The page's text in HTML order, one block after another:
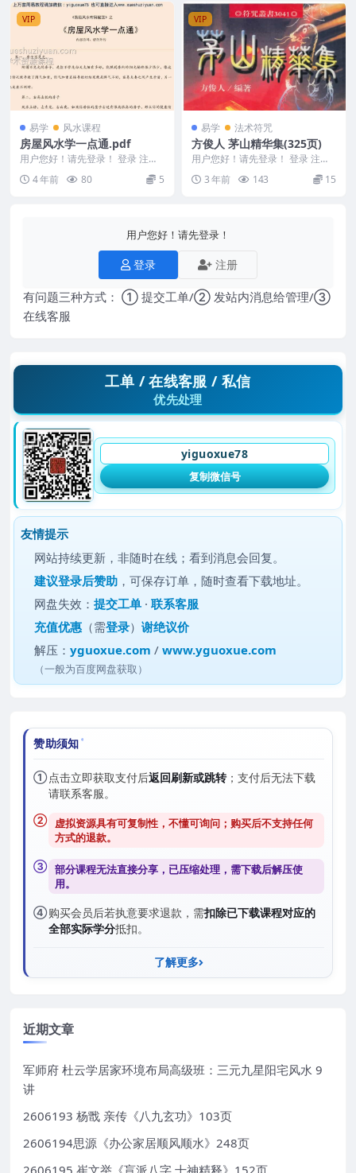
VIP
易学 风水课程
房屋风水学一点通.pdf
用户您好！请先登录！ 登录 注册
编号：MY2212-200-187 房屋风
水学...4 年前 80 5
VIP
易学 法术符咒
方俊人 茅山精华集(325页)
用户您好！请先登录！ 登录 注册
茅山精华集(325页) Y2305-073
3 年前 143 15
用户您好！请先登录！
登录 注册
有问题三种方式： ① 提交工单/② 发站内消息给管理/③
在线客服
工单 / 在线客服 / 私信
优先处理
yiguoxue78
复制微信号
友情提示
网站持续更新，非随时在线；看到消息会回复。
建议登录后赞助 ，可保存订单，随时查看下载地址。
网盘失效：提交工单 ·联系客服
充值优惠 （需登录）谢绝议价
解压：yguoxue.com /www.yguoxue.com
（一般为百度网盘获取）
赞助须知
①点击立即获取支付后返回刷新或跳转；支付后无法下载
请联系客服。
② 虚拟资源具有可复制性，不懂可询问；购买后不支持任何
方式的退款。
③ 部分课程无法直接分享，已压缩处理，需下载后解压使
用。
④购买会员后若执意要求退款，需扣除已下载课程对应的
全部实际学分抵扣。
了解更多
近期文章
军师府 杜云学居家环境布局高级班：三元九星阳宅风水 9
讲
2606193 杨戬 亲传《八九玄功》103页
2606194思源《办公家居顺风顺水》248页
2606195 崔文举《盲派八字 十神精释》152页